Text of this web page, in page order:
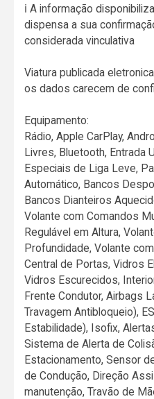
ℹ️ A informação
dispensa a sua
considerada vinculativa
Viatura publicada
os dados carecem de
Equipamento:
Rádio, Apple CarPlay,
Livres, Bluetooth, Entrada
Especiais de Liga Leve,
Automático, Bancos
Bancos Dianteiros
Volante com Comandos
Regulável em Altura,
Profundidade, Volante
Central de Portas, Vidros
Vidros Escurecidos,
Frente Condutor, Airbags
Travagem Antibloqueio),
Estabilidade), Isofix,
Sistema de Alerta de
Estacionamento, Sensor
de Condução, Direção
manutenção, Travão de